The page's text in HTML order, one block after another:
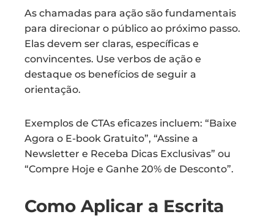
As chamadas para ação são fundamentais
para direcionar o público ao próximo passo.
Elas devem ser claras, específicas e
convincentes. Use verbos de ação e
destaque os benefícios de seguir a
orientação.
Exemplos de CTAs eficazes incluem: “Baixe
Agora o E-book Gratuito”, “Assine a
Newsletter e Receba Dicas Exclusivas” ou
“Compre Hoje e Ganhe 20% de Desconto”.
Como Aplicar a Escrita